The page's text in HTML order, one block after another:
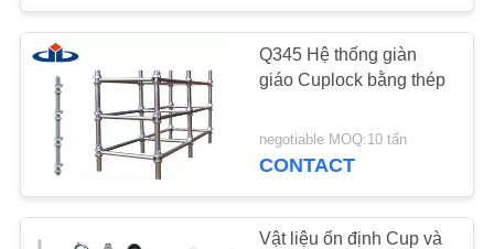
GIÁ
TRANG
WEB
Q345 Hệ thống giàn
giáo Cuplock bằng thép
negotiable MOQ:10 tấn
CONTACT
Vật liệu ổn định Cup và